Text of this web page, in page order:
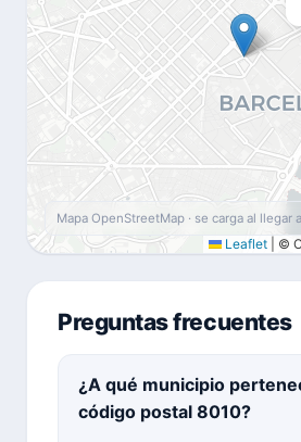
Leaflet ©
Mapa OpenStreetMap · se carga al llegar
Preguntas frecuentes
¿A qué municipio
código postal 8010?